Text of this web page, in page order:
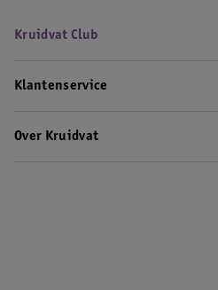
Kruidvat Club
Klantenservice
Over Kruidvat